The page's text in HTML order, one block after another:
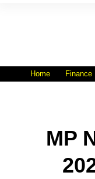
Home Finance
MP